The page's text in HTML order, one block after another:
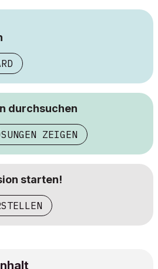
durchsuchen
ZEIGEN
starten!